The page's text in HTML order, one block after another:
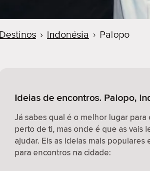
Destinos › Indonésia › Palopo
Ideias de encontros. Palopo,
Já sabes qual é o melhor lugar
perto de ti, mas onde é que as vais
ajudar. Eis as ideias mais
para encontros na cidade: